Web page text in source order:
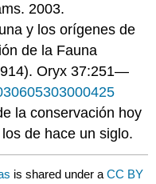
2003.
y los orígenes de
de la Fauna
Oryx 37:251—
la conservación hoy
de hace un siglo.
is shared under aCC BY